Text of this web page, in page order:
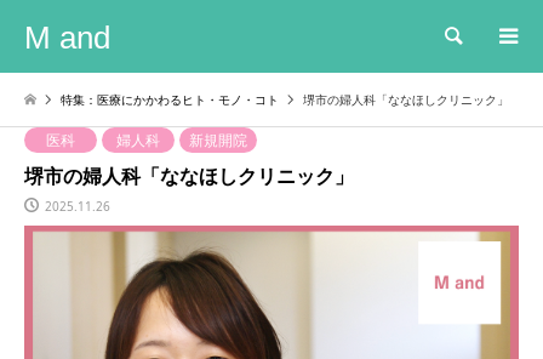
M and 検索
特集：医療にかかわるヒト・モノ・コト 堺市の婦人科「ななほしクリニック」
医科 婦人科
新規開院
堺市の婦人科「ななほしクリニック」
2025.11.26